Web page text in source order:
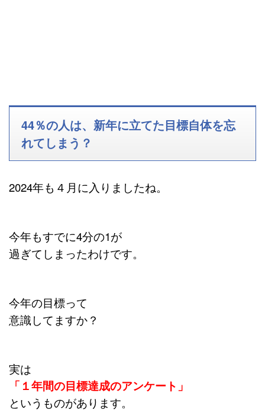
44％の人は、新年に立てた目標自体を忘
れてしまう？
2024年も４月に入りましたね。
今年もすでに4分の1が
過ぎてしまったわけです。
今年の目標って
意識してますか？
実は
「１年間の目標達成のアンケート」
というものがあります。